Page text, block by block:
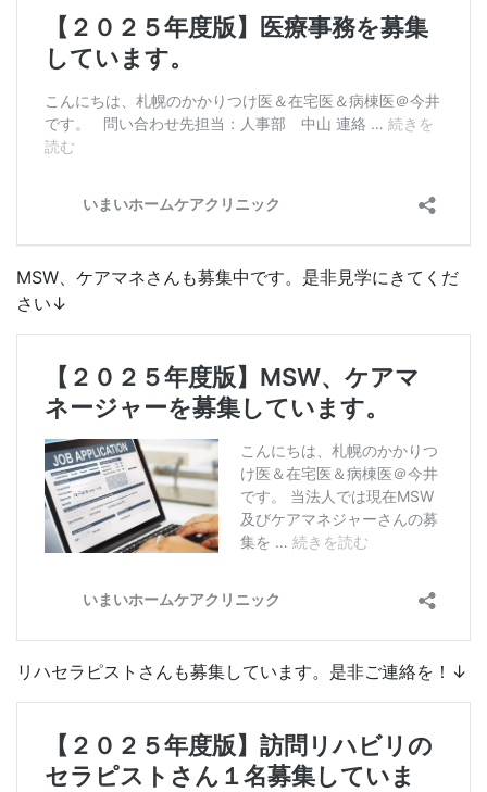
MSW、ケアマネさんも募集中です。是非見学にきてくだ
さい↓
リハセラピストさんも募集しています。是非ご連絡を！↓